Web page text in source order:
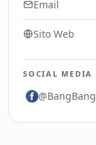
Email
Sito Web
SOCIAL MEDIA